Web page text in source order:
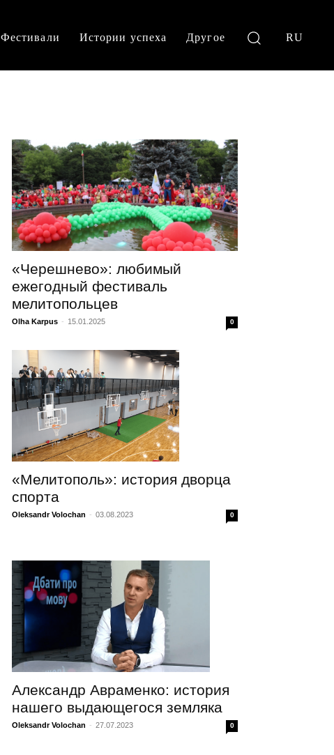
Фестивали Истории успеха Другое RU
«Черешнево»: любимый
ежегодный фестиваль
мелитопольцев
Olha Karpus - 15.01.2025 0
«Мелитополь»: история дворца
спорта
Oleksandr Volochan - 03.08.2023 0
Александр Авраменко: история
нашего выдающегося земляка
Oleksandr Volochan - 27.07.2023 0